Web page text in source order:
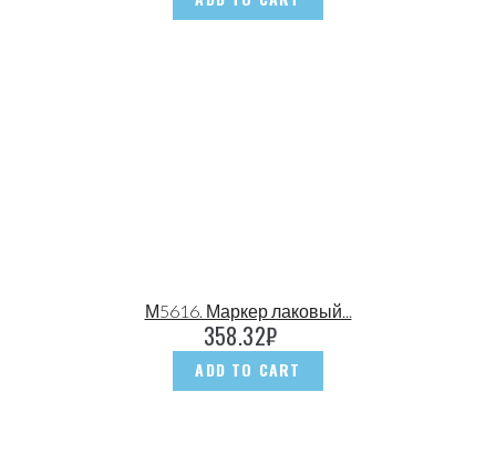
М5616. Маркер лаковый...
358.32₽
ADD TO CART